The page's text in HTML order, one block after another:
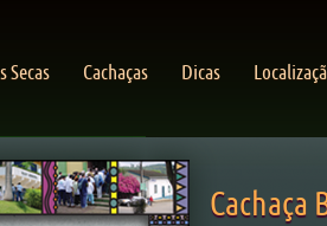
Cachaça